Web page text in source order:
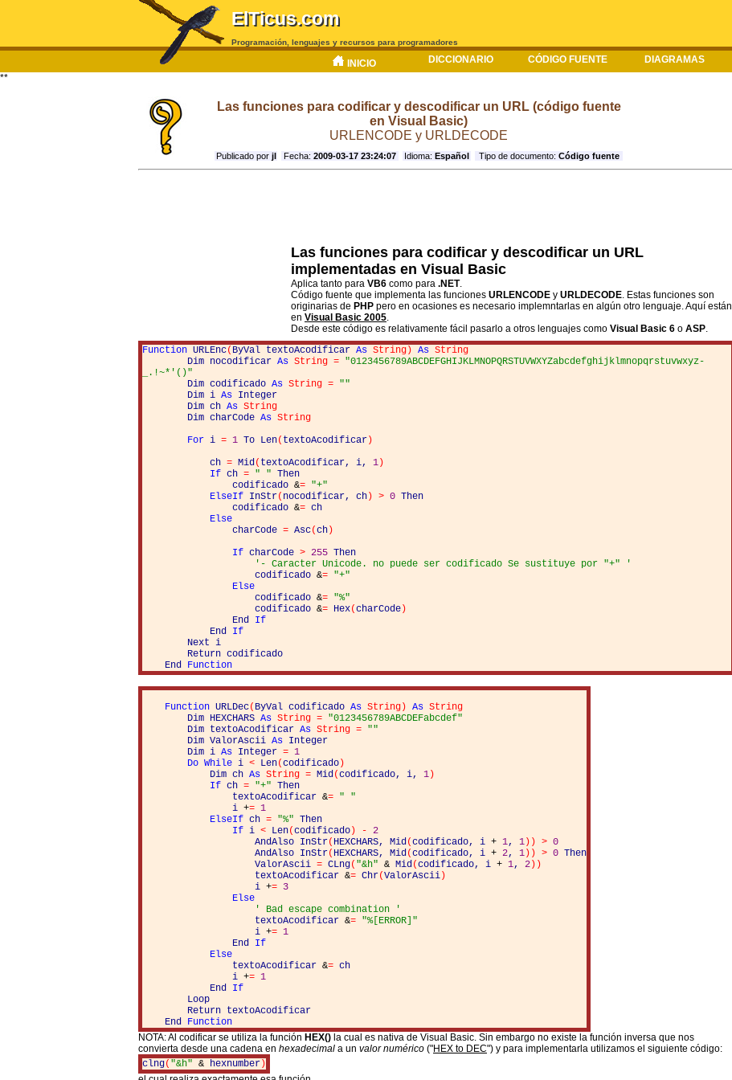
ElTicus.com
Programación, lenguajes y recursos para programadores
DIAGRAMAS
CÓDIGO FUENTE
DICCIONARIO
INICIO
**
Las funciones para codificar y descodificar un URL (código fuente
en Visual Basic)
URLENCODE y URLDECODE
Publicado por jl Fecha: 2009-03-17 23:24:07 Idioma: Español Tipo de documento: Código fuente
Las funciones para codificar y descodificar un URL
implementadas en Visual Basic
Aplica tanto para VB6 como para .NET.
Código fuente que implementa las funciones URLENCODE y URLDECODE. Estas funciones son
originarias de PHP pero en ocasiones es necesario implemntarlas en algún otro lenguaje. Aquí están
en Visual Basic 2005.
Desde este código es relativamente fácil pasarlo a otros lenguajes como Visual Basic 6 o ASP.
Function URLEnc( ByVal textoAcodificar As String ) As String
Dim nocodificar As String = "0123456789ABCDEFGHIJKLMNOPQRSTUVWXYZabcdefghijklmnopqrstuvwxyz-
_.!~*'()"
Dim codificado As String = ""
Dim i As Integer
Dim ch As String
Dim charCode As String
For i = 1 To Len( textoAcodificar )
ch = Mid( textoAcodificar, i, 1 )
If ch = " " Then
codificado &= "+"
ElseIf InStr( nocodificar, ch ) > 0 Then
codificado &= ch
Else
charCode = Asc(ch )
If charCode > 255 Then
'- Caracter Unicode. no puede ser codificado Se sustituye por "+" '
codificado &= "+"
Else
codificado &= "%"
codificado &= Hex(charCode )
End If
End If
Next i
Return codificado
End Function
Function URLDec( ByVal codificado As String ) As String
Dim HEXCHARS As String = "0123456789ABCDEFabcdef"
Dim textoAcodificar As String = ""
Dim ValorAscii As Integer
Dim i As Integer = 1
Do While i < Len(codificado )
Dim ch As String = Mid(codificado, i, 1 )
If ch = "+" Then
textoAcodificar &= " "
i += 1
ElseIf ch = "%" Then
If i < Len(codificado ) - 2
AndAlso InStr( HEXCHARS, Mid(codificado, i + 1, 1 ) ) > 0
AndAlso InStr( HEXCHARS, Mid(codificado, i + 2, 1 ) ) > 0 Then
ValorAscii = CLng( "&h" & Mid(codificado, i + 1, 2 ) )
textoAcodificar &= Chr(ValorAscii )
i += 3
Else
' Bad escape combination '
textoAcodificar &= "%[ERROR]"
i += 1
End If
Else
textoAcodificar &= ch
i += 1
End If
Loop
Return textoAcodificar
End Function
NOTA: Al codificar se utiliza la función HEX() la cual es nativa de Visual Basic. Sin embargo no existe la función inversa que nos
convierta desde una cadena en hexadecimal a un valor numérico ("HEX to DEC") y para implementarla utilizamos el siguiente código:
clng( "&h" & hexnumber )